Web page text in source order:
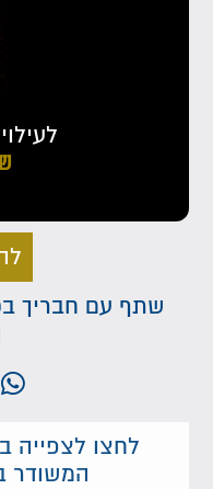
שתף עם חבריך
לחצו לצפייה
המשודר